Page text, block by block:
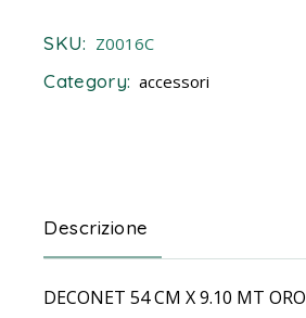
SKU: Z0016C
Category: accessori
Descrizione
DECONET 54 CM X 9.10 MT ORO